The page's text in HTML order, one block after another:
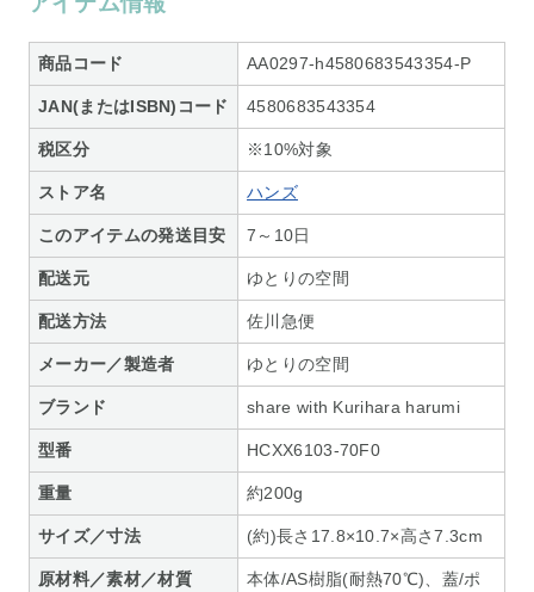
商品コード AA0297-h4580683543354-P
JAN(またはISBN)コード 4580683543354
税区分 ※10%対象
ストア名 ハンズ
このアイテムの発送目安 7～10日
配送元 ゆとりの空間
配送方法 佐川急便
メーカー／製造者 ゆとりの空間
ブランド share with Kurihara harumi
型番 HCXX6103-70F0
重量 約200g
サイズ／寸法 (約)長さ17.8×10.7×高さ7.3cm
原材料／素材／材質
本体/AS樹脂(耐熱70℃)、蓋/ポ